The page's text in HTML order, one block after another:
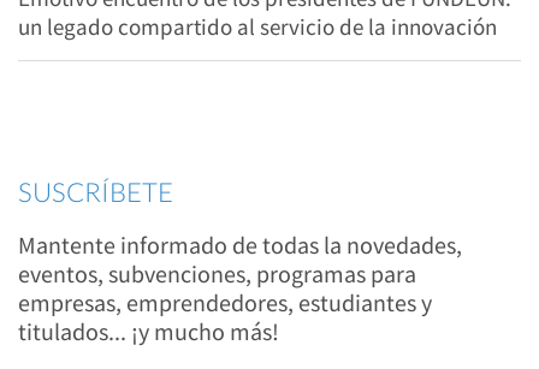
un legado compartido al servicio de la innovación
SUSCRÍBETE
Mantente informado de todas la novedades,
eventos, subvenciones, programas para
empresas, emprendedores, estudiantes y
titulados... ¡y mucho más!